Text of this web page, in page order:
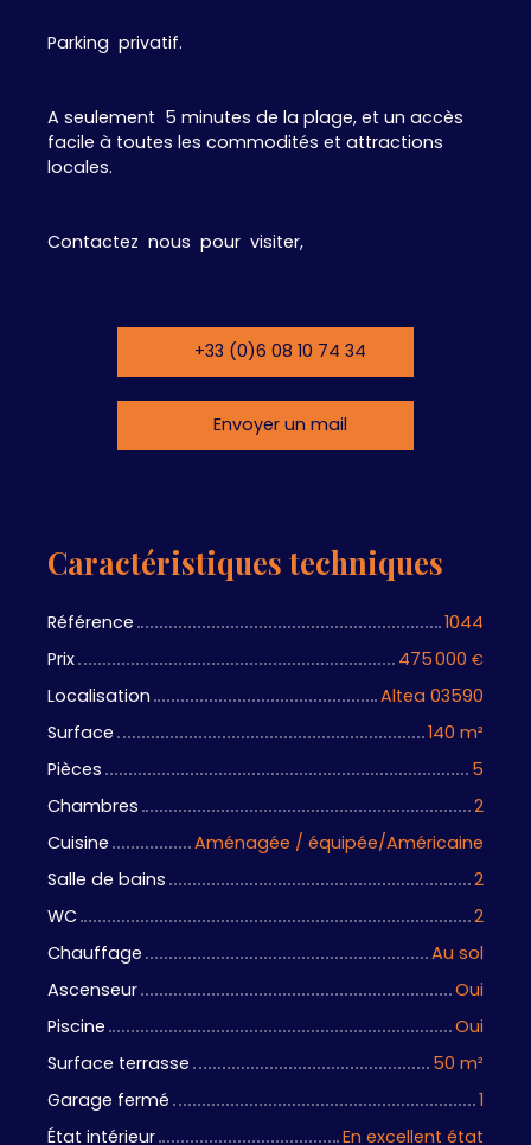
Parking privatif.
A seulement 5 minutes de la plage, et un accès
facile à toutes les commodités et attractions
locales.
Contactez nous pour visiter,
+33 (0)6 08 10 74 34
Envoyer un mail
Caractéristiques techniques
Référence
1044
Prix
475 000 €
Localisation
Altea 03590
Surface
140 m²
Pièces
5
Chambres
2
Cuisine
Aménagée / équipée/Américaine
Salle de bains
2
WC
2
Chauffage
Au sol
Ascenseur
Oui
Piscine
Oui
Surface terrasse
50 m²
Garage fermé
1
État intérieur
En excellent état